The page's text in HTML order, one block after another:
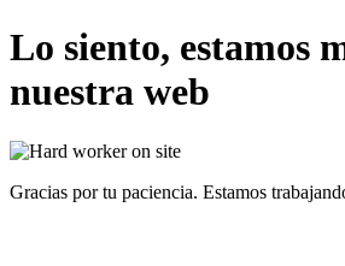
Lo siento, estamos
nuestra web
Gracias por tu paciencia. Estamos